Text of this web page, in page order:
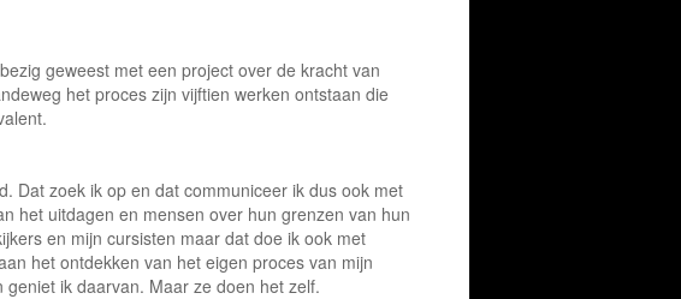
geweest met een project over de kracht van
het proces zijn vijftien werken ontstaan die
Dat zoek ik op en dat communiceer ik dus ook met
het uitdagen en mensen over hun grenzen van hun
en mijn cursisten maar dat doe ik ook met
het ontdekken van het eigen proces van mijn
ik daarvan. Maar ze doen het zelf.